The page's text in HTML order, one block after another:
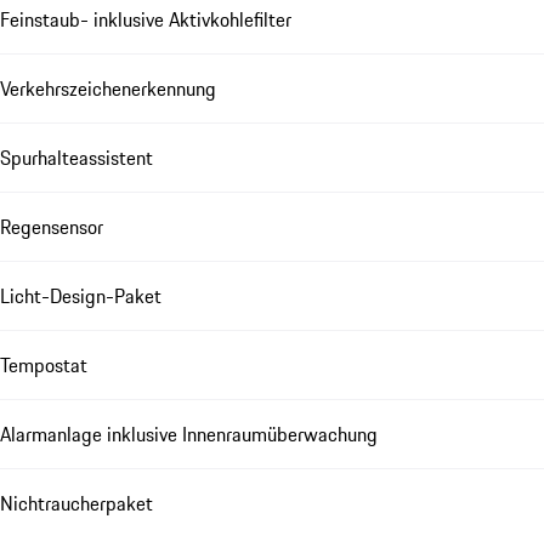
Feinstaub- inklusive Aktivkohlefilter
Verkehrszeichenerkennung
Spurhalteassistent
Regensensor
Licht-Design-Paket
Tempostat
Alarmanlage inklusive Innenraumüberwachung
Nichtraucherpaket